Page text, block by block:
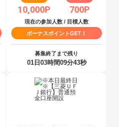
10,000P 700P
現在の参加人数 / 目標人数
ボーナスポイントGET！
募集終了まで残り
01日03時間09分42秒